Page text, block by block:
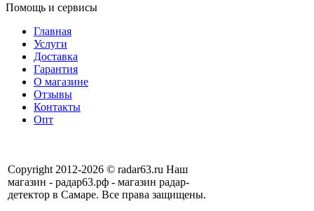
Помощь и сервисы
Главная
Услуги
Доставка
Гарантия
О магазине
Отзывы
Контакты
Опт
Copyright 2012-2026 © radar63.ru Наш
магазин - радар63.рф - магазин радар-
детектор в Самаре. Все права защищены.